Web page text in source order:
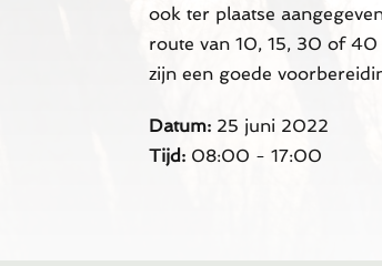
ook ter plaatse
route van 10, 15, 30 of
zijn een goede
Datum: 25 juni 2022
Tijd: 08:00 - 17:00